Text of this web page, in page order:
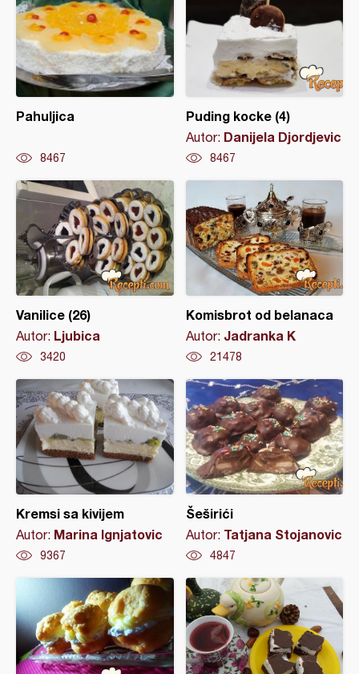
Pahuljica
8467
Puding kocke (4)
Autor: Danijela Djordjevic
8467
Vanilice (26)
Autor: Ljubica
3420
Komisbrot od belanaca
Autor: Jadranka K
21478
Kremsi sa kivijem
Autor: Marina Ignjatovic
9367
Šeširići
Autor: Tatjana Stojanovic
4847